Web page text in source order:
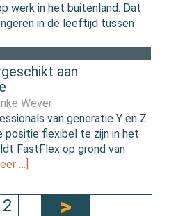
werk in het buitenland. Dat
in de leeftijd tussen
aan
Wever
van generatie Y en Z
positie flexibel te zijn in het
FastFlex op grond van
…]
2